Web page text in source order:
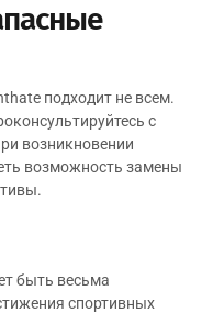
подходит не всем.
с
возникновении
возможность замены
быть весьма
спортивных